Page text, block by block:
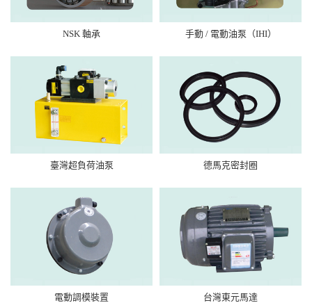
NSK 軸承 手動 / 電動油泵（IHI）
臺灣超負荷油泵 德馬克密封圈
電動調模裝置 台灣東元馬達